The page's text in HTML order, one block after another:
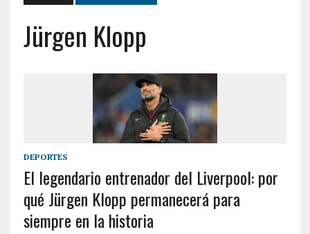
Jürgen Klopp
DEPORTES
El legendario entrenador del Liverpool: por
qué Jürgen Klopp permanecerá para
siempre en la historia